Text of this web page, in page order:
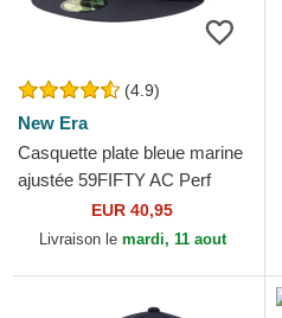
(4.9)
New Era
Casquette plate bleue marine
ajustée 59FIFTY AC Perf
Detroit Tigers MLB New Era
EUR 40,95
Livraison le mardi, 11 aout